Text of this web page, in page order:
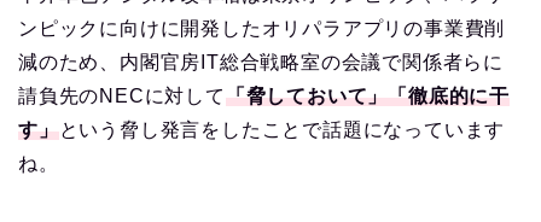
ンピックに向けに開発したオリパラアプリの事業費削
減のため、内閣官房IT総合戦略室の会議で関係者らに
請負先のNECに対して「脅しておいて」「徹底的に干
す」という脅し発言をしたことで話題になっています
ね。